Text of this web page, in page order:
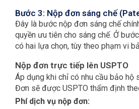
Bước 3: Nộp đơn sáng chế
Đây là bước nộp đơn sáng chế
quyền ưu tiên cho sáng chế. Ở
có hai lựa chọn, tùy theo phạm vi
Nộp đơn trực tiếp lên USPTO
Áp dụng khi chỉ có nhu cầu bảo hộ
Đơn sẽ được USPTO thẩm định
Phí dịch vụ nộp đơn: